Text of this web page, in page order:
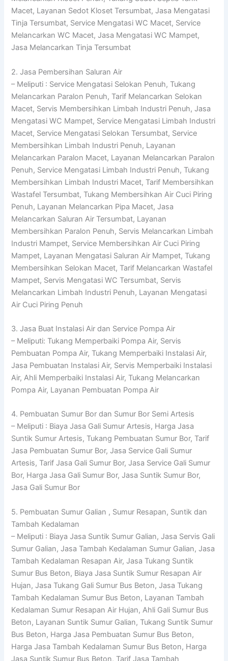
Macet, Layanan Sedot Kloset Tersumbat, Jasa Mengatasi
Tinja Tersumbat, Service Mengatasi WC Macet, Service
Melancarkan WC Macet, Jasa Mengatasi WC Mampet,
Jasa Melancarkan Tinja Tersumbat
2. Jasa Pembersihan Saluran Air
– Meliputi : Service Mengatasi Selokan Penuh, Tukang
Melancarkan Paralon Penuh, Tarif Melancarkan Selokan
Macet, Servis Membersihkan Limbah Industri Penuh, Jasa
Mengatasi WC Mampet, Service Mengatasi Limbah Industri
Macet, Service Mengatasi Selokan Tersumbat, Service
Membersihkan Limbah Industri Penuh, Layanan
Melancarkan Paralon Macet, Layanan Melancarkan Paralon
Penuh, Service Mengatasi Limbah Industri Penuh, Tukang
Membersihkan Limbah Industri Macet, Tarif Membersihkan
Wastafel Tersumbat, Tukang Membersihkan Air Cuci Piring
Penuh, Layanan Melancarkan Pipa Macet, Jasa
Melancarkan Saluran Air Tersumbat, Layanan
Membersihkan Paralon Penuh, Servis Melancarkan Limbah
Industri Mampet, Service Membersihkan Air Cuci Piring
Mampet, Layanan Mengatasi Saluran Air Mampet, Tukang
Membersihkan Selokan Macet, Tarif Melancarkan Wastafel
Mampet, Servis Mengatasi WC Tersumbat, Servis
Melancarkan Limbah Industri Penuh, Layanan Mengatasi
Air Cuci Piring Penuh
3. Jasa Buat Instalasi Air dan Service Pompa Air
– Meliputi: Tukang Memperbaiki Pompa Air, Servis
Pembuatan Pompa Air, Tukang Memperbaiki Instalasi Air,
Jasa Pembuatan Instalasi Air, Servis Memperbaiki Instalasi
Air, Ahli Memperbaiki Instalasi Air, Tukang Melancarkan
Pompa Air, Layanan Pembuatan Pompa Air
4. Pembuatan Sumur Bor dan Sumur Bor Semi Artesis
– Meliputi : Biaya Jasa Gali Sumur Artesis, Harga Jasa
Suntik Sumur Artesis, Tukang Pembuatan Sumur Bor, Tarif
Jasa Pembuatan Sumur Bor, Jasa Service Gali Sumur
Artesis, Tarif Jasa Gali Sumur Bor, Jasa Service Gali Sumur
Bor, Harga Jasa Gali Sumur Bor, Jasa Suntik Sumur Bor,
Jasa Gali Sumur Bor
5. Pembuatan Sumur Galian , Sumur Resapan, Suntik dan
Tambah Kedalaman
– Meliputi : Biaya Jasa Suntik Sumur Galian, Jasa Servis Gali
Sumur Galian, Jasa Tambah Kedalaman Sumur Galian, Jasa
Tambah Kedalaman Resapan Air, Jasa Tukang Suntik
Sumur Bus Beton, Biaya Jasa Suntik Sumur Resapan Air
Hujan, Jasa Tukang Gali Sumur Bus Beton, Jasa Tukang
Tambah Kedalaman Sumur Bus Beton, Layanan Tambah
Kedalaman Sumur Resapan Air Hujan, Ahli Gali Sumur Bus
Beton, Layanan Suntik Sumur Galian, Tukang Suntik Sumur
Bus Beton, Harga Jasa Pembuatan Sumur Bus Beton,
Harga Jasa Tambah Kedalaman Sumur Bus Beton, Harga
Jasa Suntik Sumur Bus Beton, Tarif Jasa Tambah